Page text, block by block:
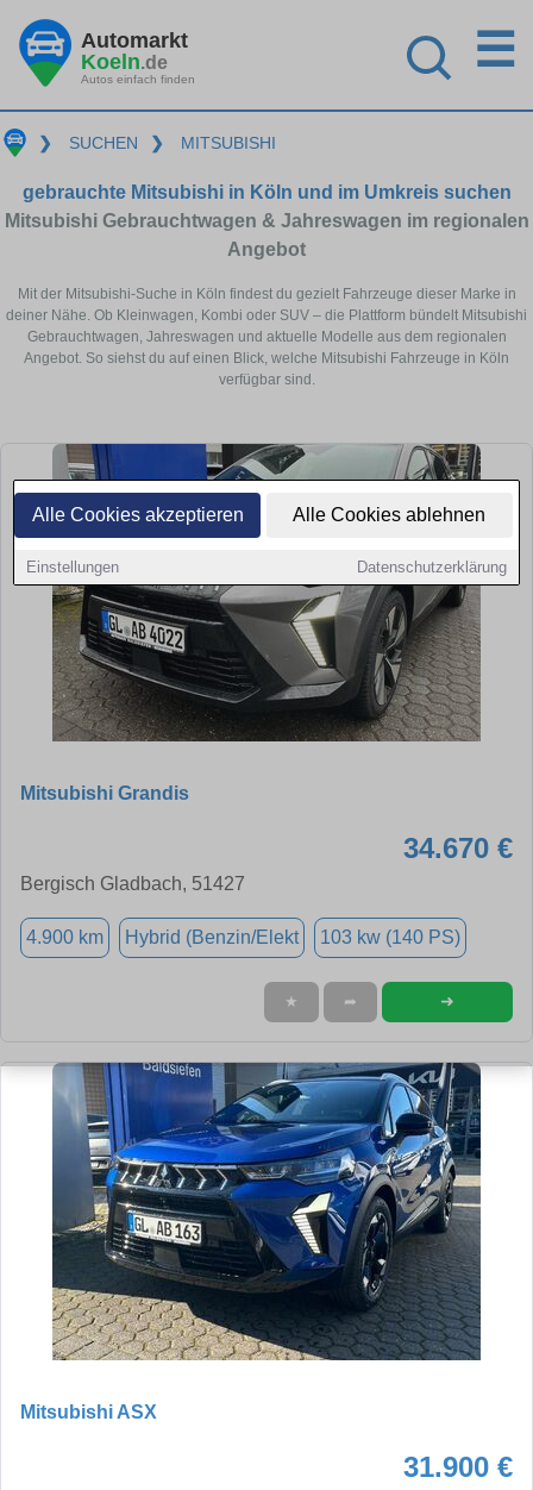
Alle Cookies akzeptieren Alle Cookies ablehnen
Einstellungen Datenschutzerklärung
Automarkt
Koeln.de
Autos einfach finden
☰
❯ SUCHEN ❯ MITSUBISHI
gebrauchte Mitsubishi in Köln und im Umkreis suchen
Mitsubishi Gebrauchtwagen & Jahreswagen im regionalen
Angebot
Mit der Mitsubishi-Suche in Köln findest du gezielt Fahrzeuge dieser Marke in
deiner Nähe. Ob Kleinwagen, Kombi oder SUV – die Plattform bündelt Mitsubishi
Gebrauchtwagen, Jahreswagen und aktuelle Modelle aus dem regionalen
Angebot. So siehst du auf einen Blick, welche Mitsubishi Fahrzeuge in Köln
verfügbar sind.
Mitsubishi Grandis
34.670 €
Bergisch Gladbach, 51427
4.900 km Hybrid (Benzin/Elekt 103 kw (140 PS)
★ ➦ ➜
Mitsubishi ASX
31.900 €